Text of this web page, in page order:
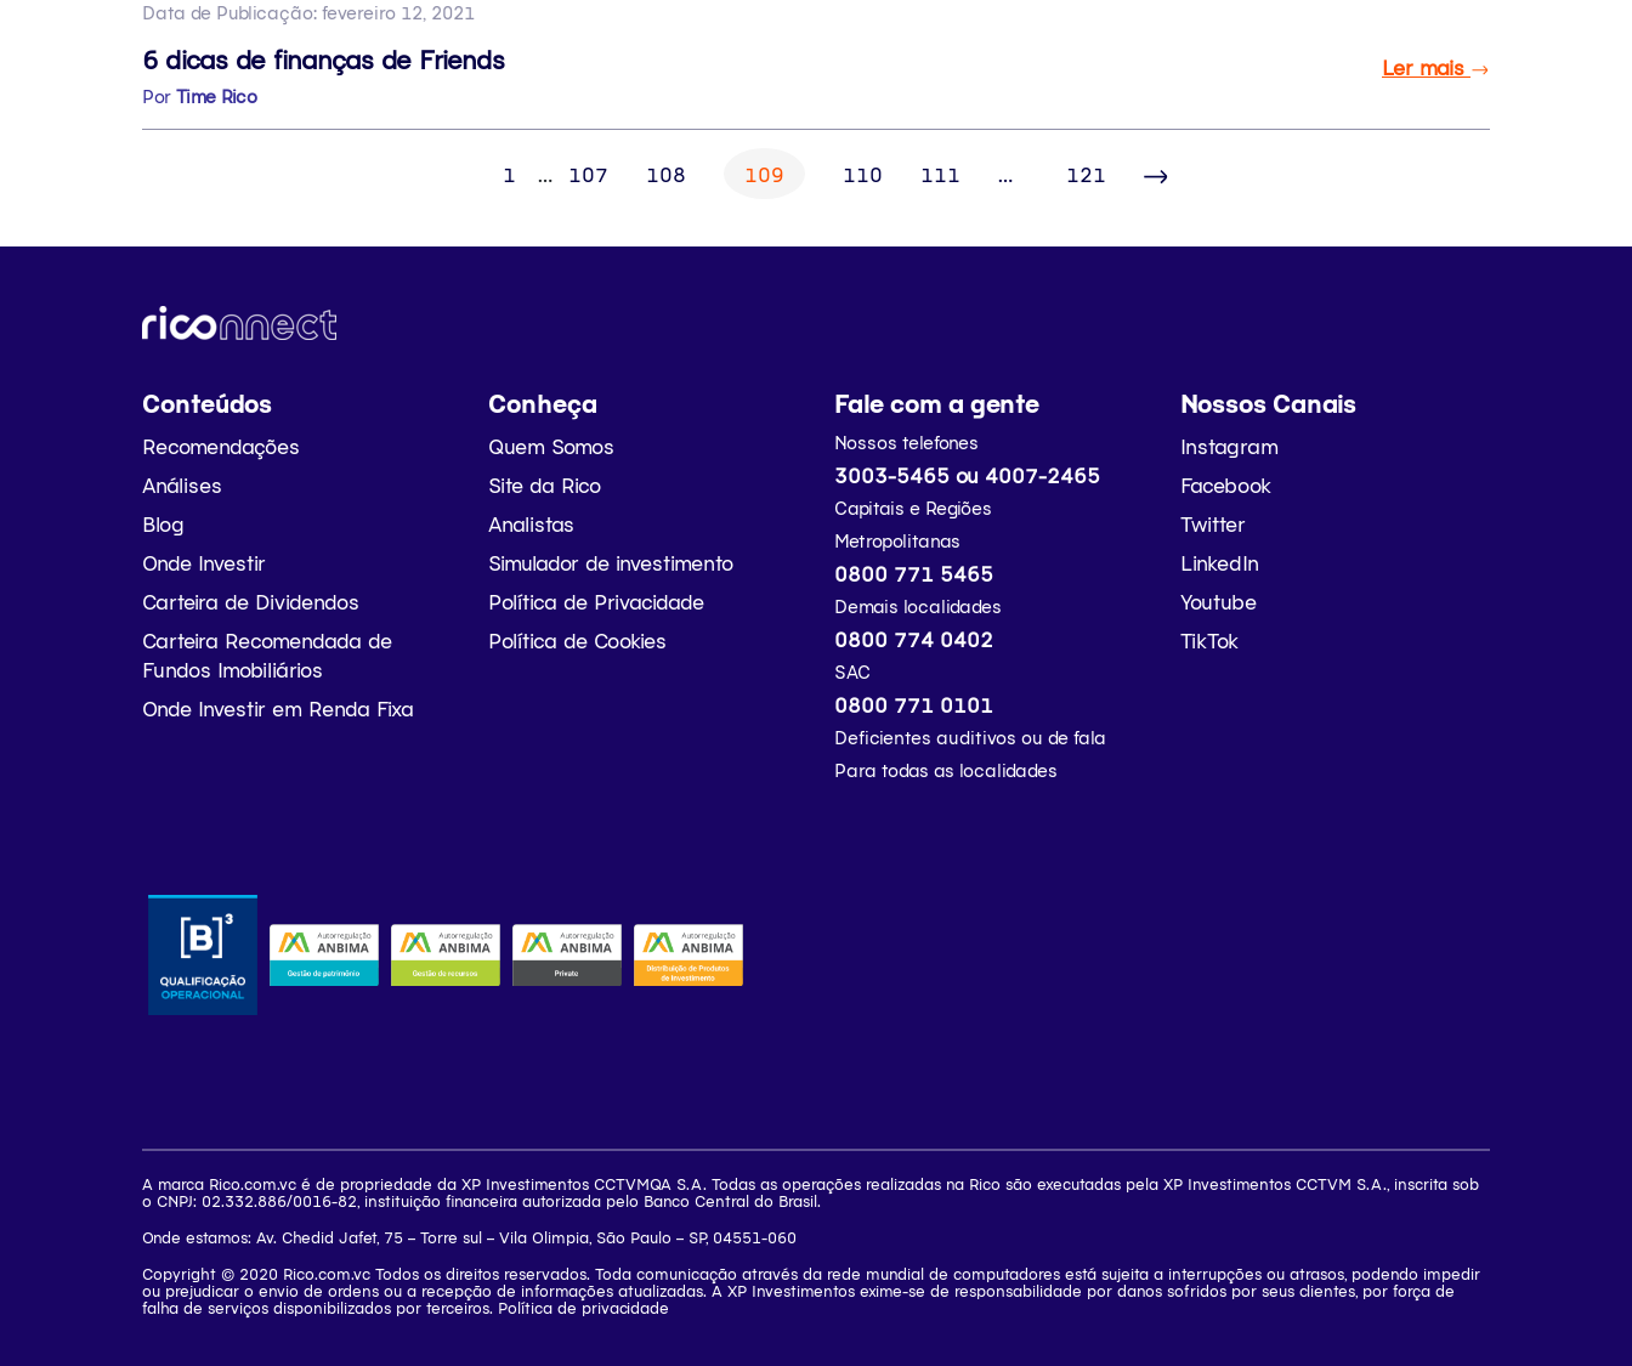
Data de Publicação: fevereiro 12, 2021
6 dicas de finanças de Friends
Por Time Rico
Ler mais
1 … 107 108 109 110 111 … 121
Conteúdos
Recomendações
Análises
Blog
Onde Investir
Carteira de Dividendos
Carteira Recomendada de
Fundos Imobiliários
Onde Investir em Renda Fixa
Conheça
Quem Somos
Site da Rico
Analistas
Simulador de investimento
Política de Privacidade
Política de Cookies
Fale com a gente
Nossos telefones
3003-5465 ou 4007-2465
Capitais e Regiões
Metropolitanas
0800 771 5465
Demais localidades
0800 774 0402
SAC
0800 771 0101
Deficientes auditivos ou de fala
Para todas as localidades
Nossos Canais
Instagram
Facebook
Twitter
LinkedIn
Youtube
TikTok
A marca Rico.com.vc é de propriedade da XP Investimentos CCTVMQA S.A. Todas as operações realizadas na Rico são executadas pela XP Investimentos CCTVM S.A., inscrita sob
o CNPJ: 02.332.886/0016-82, instituição financeira autorizada pelo Banco Central do Brasil.
Onde estamos: Av. Chedid Jafet, 75 – Torre sul – Vila Olimpia, São Paulo – SP, 04551-060
Copyright © 2020 Rico.com.vc Todos os direitos reservados. Toda comunicação através da rede mundial de computadores está sujeita a interrupções ou atrasos, podendo impedir
ou prejudicar o envio de ordens ou a recepção de informações atualizadas. A XP Investimentos exime-se de responsabilidade por danos sofridos por seus clientes, por força de
falha de serviços disponibilizados por terceiros. Política de privacidade